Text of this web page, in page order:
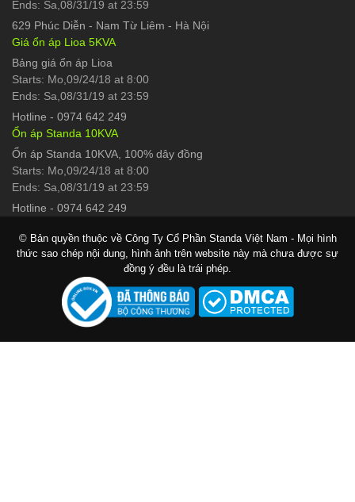
Ends: Sa,08/31/19 at 23:59
629 Phúc Diễn - Nam Từ Liêm - Hà Nội
Giá ổn áp Lioa 5KVA
Bảng giá ổn áp Lioa
Starts: Mo,09/24/18 at 8:00
Ends: Sa,08/31/19 at 23:59
Hotline - 0974 642 249
Ổn áp Standa 10KVA
Ổn áp Standa 10KVA, 100% dây đồng
Starts: Mo,09/24/18 at 8:00
Ends: Sa,08/31/19 at 23:59
Hotline - 0974 642 249
© Bản quyền thuộc về Công Ty Cổ Phần Standa Việt Nam - Mọi hình
thức sao chép nội dung, hình ảnh trên website này mà chưa được sự
đồng ý đều là trái phép.